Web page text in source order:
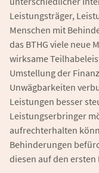
Leistungsträger,
Menschen mit
das BTHG viele neue
wirksame
Umstellung der
Unwägbarkeiten
Leistungen besser
Leistungserbringer
aufrechterhalten
Behinderungen
diesen auf den